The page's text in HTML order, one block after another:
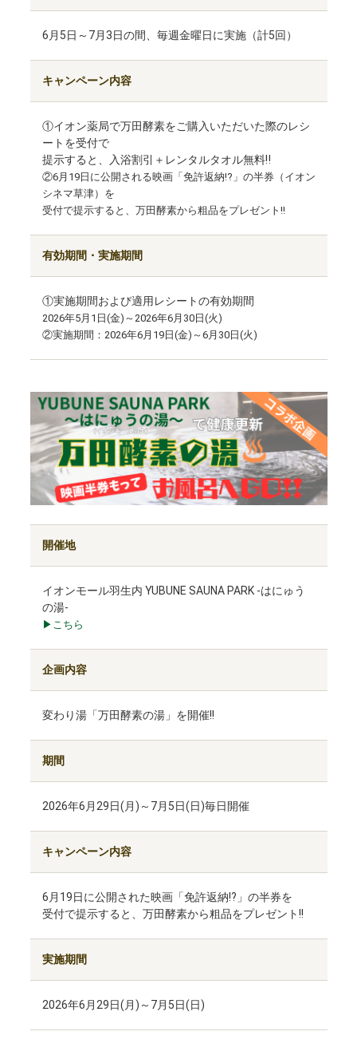
6月5日～7月3日の間、毎週金曜日に実施（計5回）
キャンペーン内容
①イオン薬局で万田酵素をご購入いただいた際のレシ
ートを受付で
提示すると、入浴割引＋レンタルタオル無料‼
②6月19日に公開される映画「免許返納!?」の半券（イオン
シネマ草津）を
受付で提示すると、万田酵素から粗品をプレゼント!!
有効期間・実施期間
①実施期間および適用レシートの有効期間
2026年5月1日(金)～2026年6月30日(火)
②実施期間：2026年6月19日(金)～6月30日(火)
開催地
イオンモール羽生内 YUBUNE SAUNA PARK -はにゅう
の湯-
▶こちら
企画内容
変わり湯「万田酵素の湯」を開催!!
期間
2026年6月29日(月)～7月5日(日)毎日開催
キャンペーン内容
6月19日に公開された映画「免許返納!?」の半券を
受付で提示すると、万田酵素から粗品をプレゼント!!
実施期間
2026年6月29日(月)～7月5日(日)